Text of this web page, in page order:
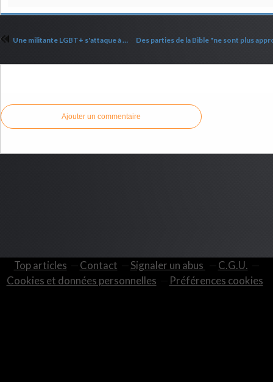
Une militante LGBT+ s'attaque à l'école à la maison
Ajouter un commentaire
Top articles Contact Signaler un abus
C.G.U.
Cookies et données personnelles
Préférences cookies